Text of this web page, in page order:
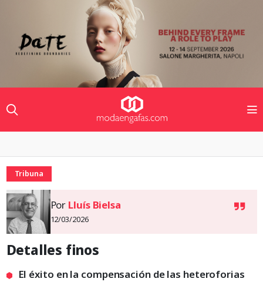
Tribuna
Por Lluís Bielsa
12/03/2026
Detalles finos
El éxito en la compensación de las heteroforias